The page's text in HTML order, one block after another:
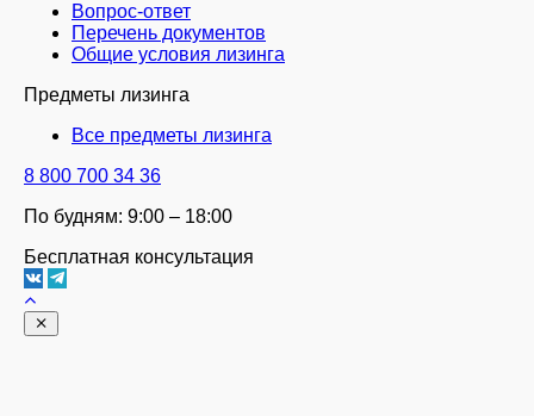
Вопрос-ответ
Перечень документов
Общие условия лизинга
Предметы лизинга
Все предметы лизинга
8 800 700 34 36
По будням: 9:00 – 18:00
Бесплатная консультация